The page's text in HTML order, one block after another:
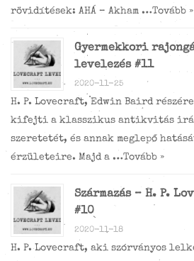
rövidítések: AHÁ – Akham …Tovább »
Gyermekkori
levelezés #11
2020-11-25
H. P. Lovecraft, Edwin Baird
kifejti a klasszikus antikvitás
szeretetét, és annak meglepő
érzületeire. Majd a …Tovább »
Származás – H. P.
#10
2020-11-18
H. P. Lovecraft, aki szórványos